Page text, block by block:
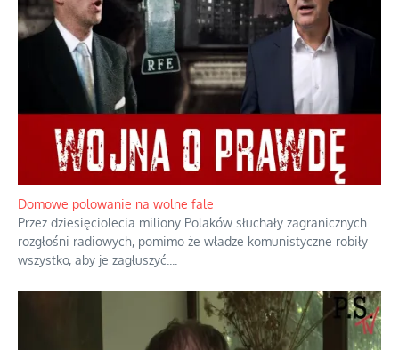
Domowe polowanie na wolne fale
Przez dziesięciolecia miliony Polaków słuchały zagranicznych
rozgłośni radiowych, pomimo że władze komunistyczne robiły
wszystko, aby je zagłuszyć.